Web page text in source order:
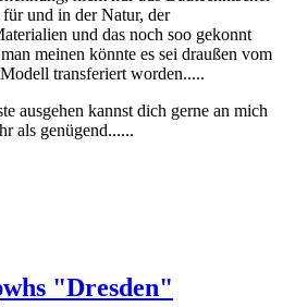
und in der Natur, der
und das noch soo gekonnt
meinen könnte es sei draußen vom
transferiert worden.....
ausgehen kannst dich gerne an mich
als genügend......
"Dresden"